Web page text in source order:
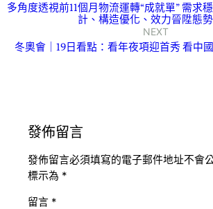
多角度透視前11個月物流運轉“成就單” 需求
計、構造優化、效力晉陞態
NEXT
冬奧會｜19日看點：看年夜項迎首秀 看中
發佈留言
發佈留言必須填寫的電子郵件地址不會
標示為 *
留言 *